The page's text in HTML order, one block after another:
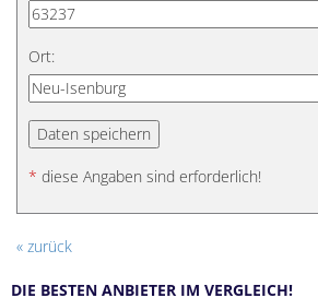
Ort:
* diese Angaben sind erforderlich!
« zurück
DIE BESTEN ANBIETER IM VERGLEICH!